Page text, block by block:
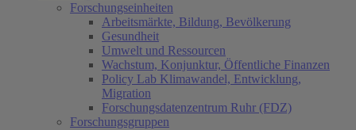
Forschungseinheiten
Arbeitsmärkte, Bildung, Bevölkerung
Gesundheit
Umwelt und Ressourcen
Wachstum, Konjunktur, Öffentliche Finanzen
Policy Lab Klimawandel, Entwicklung,
Migration
Forschungsdatenzentrum Ruhr (FDZ)
Forschungsgruppen